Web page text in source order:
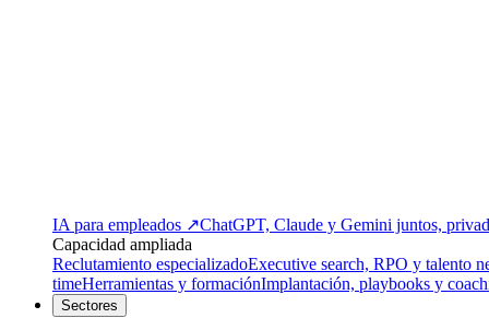
IA para empleados ↗ChatGPT, Claude y Gemini juntos,
Capacidad ampliada
Reclutamiento especializadoExecutive search, RPO y talento
timeHerramientas y formaciónImplantación, playbooks y
Sectores